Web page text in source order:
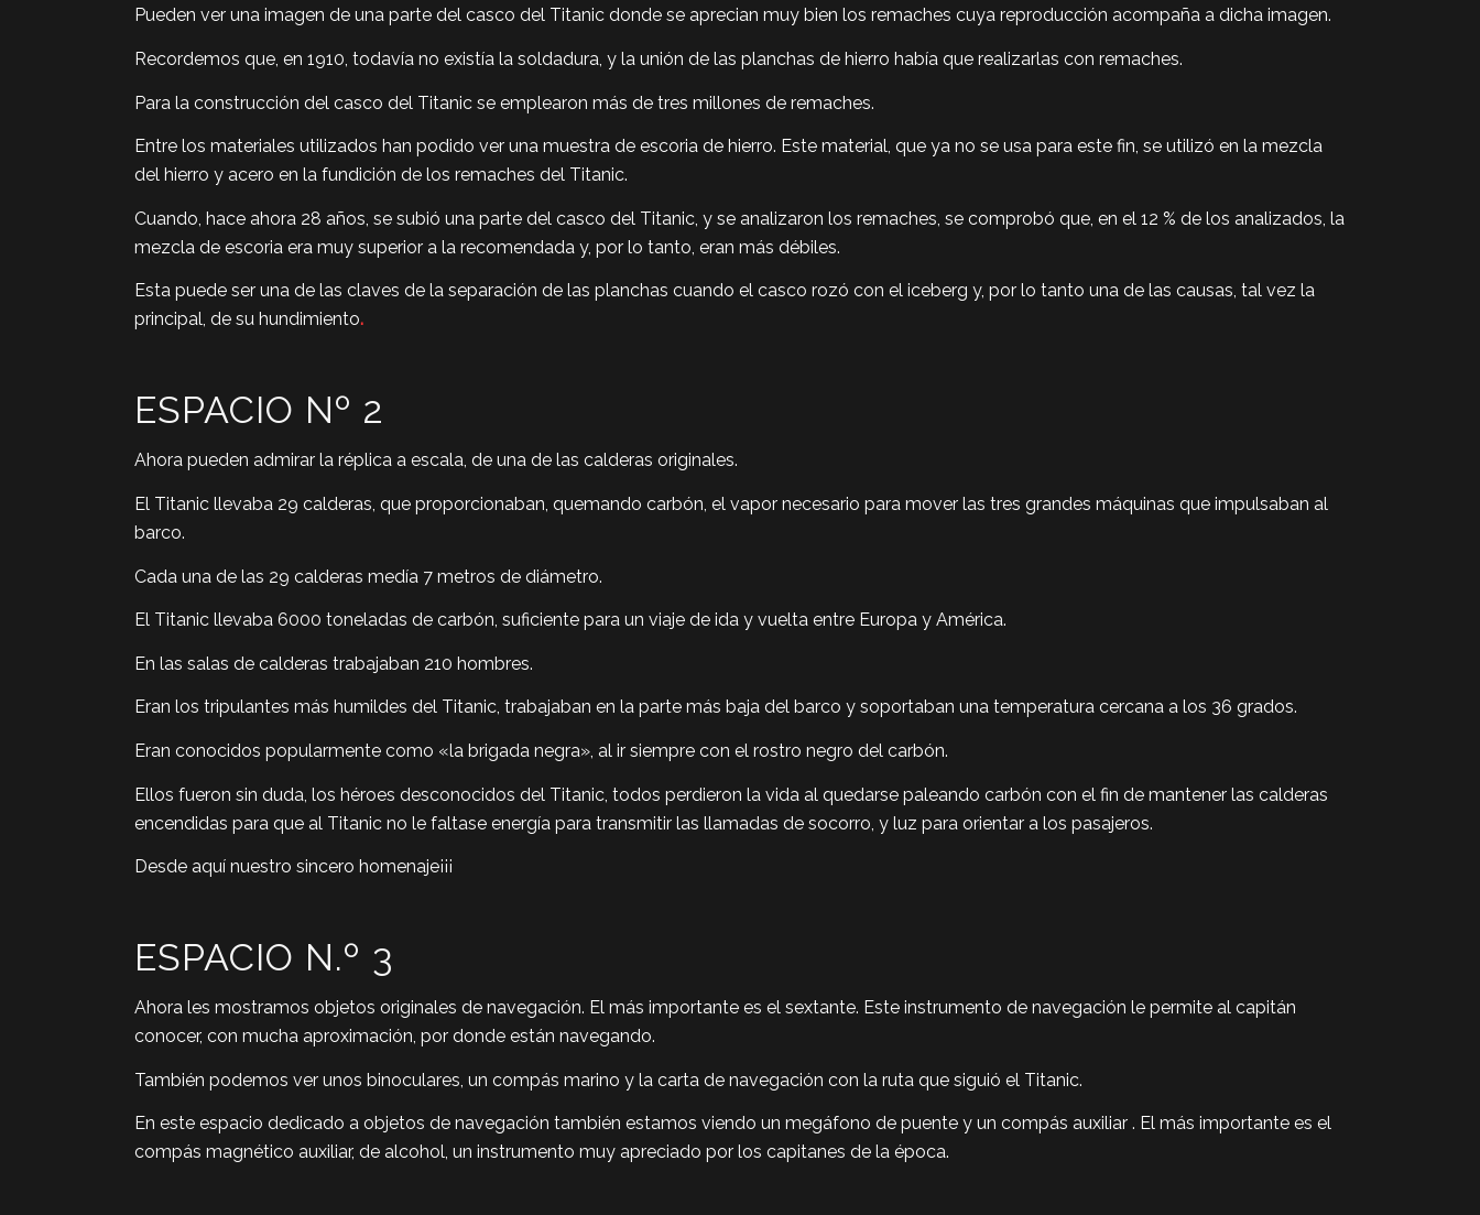
Pueden ver una imagen de una parte del casco del Titanic donde se aprecian muy bien los remaches cuya reproducción acompaña a dicha imagen.
Recordemos que, en 1910, todavía no existía la soldadura, y la unión de las planchas de hierro había que realizarlas con remaches.
Para la construcción del casco del Titanic se emplearon más de tres millones de remaches.
Entre los materiales utilizados han podido ver una muestra de escoria de hierro. Este material, que ya no se usa para este fin, se utilizó en la mezcla
del hierro y acero en la fundición de los remaches del Titanic.
Cuando, hace ahora 28 años, se subió una parte del casco del Titanic, y se analizaron los remaches, se comprobó que, en el 12 % de los analizados, la
mezcla de escoria era muy superior a la recomendada y, por lo tanto, eran más débiles.
Esta puede ser una de las claves de la separación de las planchas cuando el casco rozó con el iceberg y, por lo tanto una de las causas, tal vez la
principal, de su hundimiento.
ESPACIO Nº 2
Ahora pueden admirar la réplica a escala, de una de las calderas originales.
El Titanic llevaba 29 calderas, que proporcionaban, quemando carbón, el vapor necesario para mover las tres grandes máquinas que impulsaban al
barco.
Cada una de las 29 calderas medía 7 metros de diámetro.
El Titanic llevaba 6000 toneladas de carbón, suficiente para un viaje de ida y vuelta entre Europa y América.
En las salas de calderas trabajaban 210 hombres.
Eran los tripulantes más humildes del Titanic, trabajaban en la parte más baja del barco y soportaban una temperatura cercana a los 36 grados.
Eran conocidos popularmente como «la brigada negra», al ir siempre con el rostro negro del carbón.
Ellos fueron sin duda, los héroes desconocidos del Titanic, todos perdieron la vida al quedarse paleando carbón con el fin de mantener las calderas
encendidas para que al Titanic no le faltase energía para transmitir las llamadas de socorro, y luz para orientar a los pasajeros.
Desde aquí nuestro sincero homenaje¡¡¡
ESPACIO N.º 3
Ahora les mostramos objetos originales de navegación. El más importante es el sextante. Este instrumento de navegación le permite al capitán
conocer, con mucha aproximación, por donde están navegando.
También podemos ver unos binoculares, un compás marino y la carta de navegación con la ruta que siguió el Titanic.
En este espacio dedicado a objetos de navegación también estamos viendo un megáfono de puente y un compás auxiliar . El más importante es el
compás magnético auxiliar, de alcohol, un instrumento muy apreciado por los capitanes de la época.